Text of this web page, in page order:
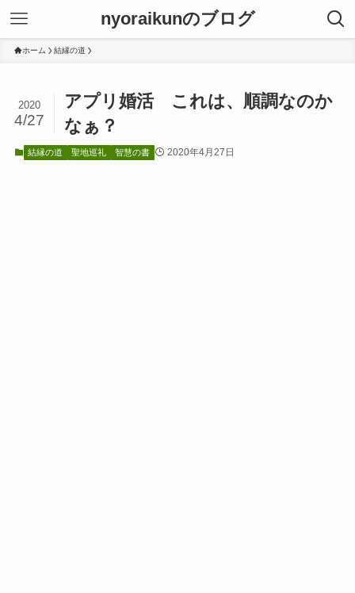
nyoraikunのブログ
ホーム 結縁の道
アプリ婚活 これは、順調なのか
なぁ？
2020
4/27
結縁の道 聖地巡礼 智慧の書 2020年4月27日